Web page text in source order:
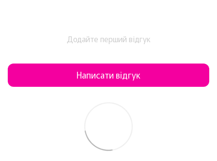
Додайте перший відгук
Написати відгук